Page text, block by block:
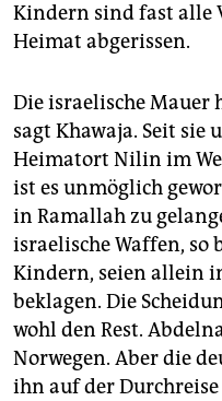
Kindern sind fast alle
Heimat abgerissen.
Die israelische Mauer
sagt Khawaja. Seit
Heimatort Nilin im
ist es unmöglich
in Ramallah zu
israelische Waffen, so
Kindern, seien allein
beklagen. Die
wohl den Rest.
Norwegen. Aber die
ihn auf der Durchreise